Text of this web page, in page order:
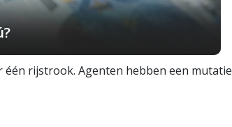
rijstrook. Agenten hebben een mutatie